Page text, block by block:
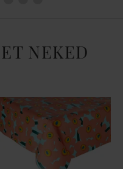
NEKED